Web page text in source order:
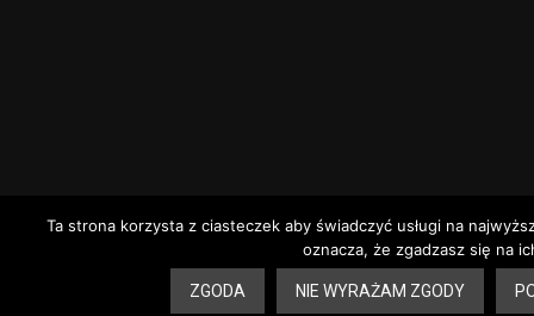
Ta strona korzysta z ciasteczek aby świadczyć usługi na
oznacza, że zgadzasz się na
ZGODA NIE WYRAŻAM ZGODY